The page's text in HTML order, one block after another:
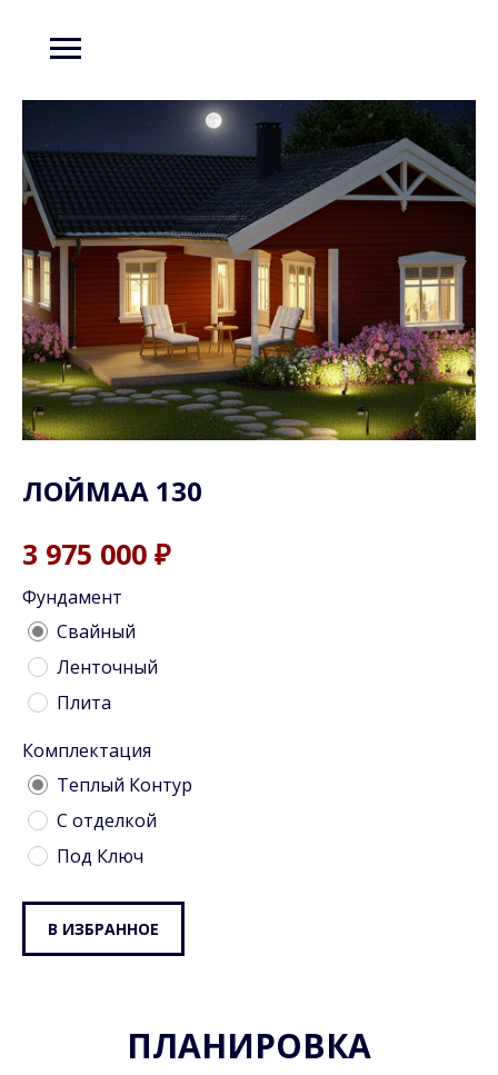
ЛОЙМАА 130
3 975 000 ₽
Фундамент
Cвайный
Ленточный
Плита
Комплектация
Теплый Контур
С отделкой
Под Ключ
В ИЗБРАННОЕ
ПЛАНИРОВКА